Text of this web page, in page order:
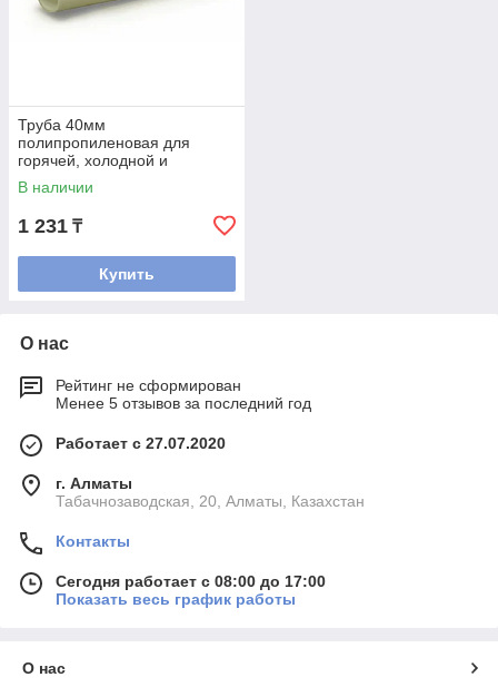
Труба 40мм
полипропиленовая для
горячей, холодной и
питьевой воды Fusitek (PN
20) (СЕРАЯ)
В наличии
1 231 ₸
Купить
О нас
Рейтинг не сформирован
Менее 5 отзывов за последний год
Работает с 27.07.2020
г. Алматы
Табачнозаводская, 20, Алматы, Казахстан
Контакты
Сегодня работает с 08:00 до 17:00
Показать весь график работы
О нас